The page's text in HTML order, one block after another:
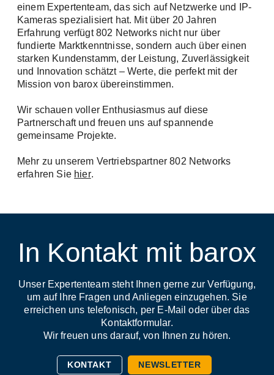
einem Expertenteam, das sich auf Netzwerke und IP-
Kameras spezialisiert hat. Mit über 20 Jahren
Erfahrung verfügt 802 Networks nicht nur über
fundierte Marktkenntnisse, sondern auch über einen
starken Kundenstamm, der Leistung, Zuverlässigkeit
und Innovation schätzt – Werte, die perfekt mit der
Mission von barox übereinstimmen.
Wir schauen voller Enthusiasmus auf diese
Partnerschaft und freuen uns auf spannende
gemeinsame Projekte.
Mehr zu unserem Vertriebspartner 802 Networks
erfahren Sie hier.
Angemeldet bleiben
Passwort vergessen?
In Kontakt mit barox
Unser Expertenteam steht Ihnen gerne zur Verfügung,
um auf Ihre Fragen und Anliegen einzugehen. Sie
erreichen uns telefonisch, per E-Mail oder über das
Kontaktformular.
Wir freuen uns darauf, von Ihnen zu hören.
KONTAKT NEWSLETTER
E-Mail *
Firma
Telefon